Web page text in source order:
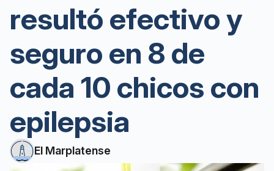
resultó efectivo y
seguro en 8 de
cada 10 chicos con
epilepsia
El Marplatense